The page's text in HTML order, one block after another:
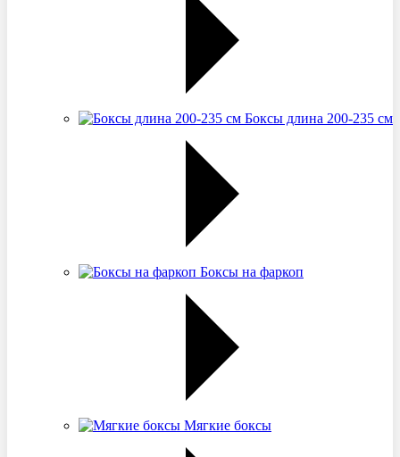
Боксы длина 200-235 см
Боксы на фаркоп
Мягкие боксы